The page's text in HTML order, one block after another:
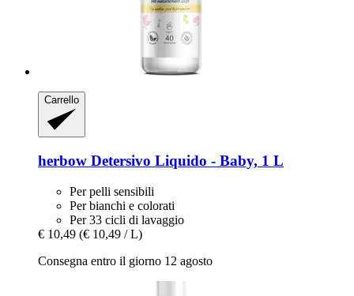
Carrello
herbow Detersivo Liquido -​ Baby, 1 L
Per pelli sensibili
Per bianchi e colorati
Per 33 cicli di lavaggio
€ 10,49 (€ 10,49 / L)
Consegna entro il giorno 12 agosto